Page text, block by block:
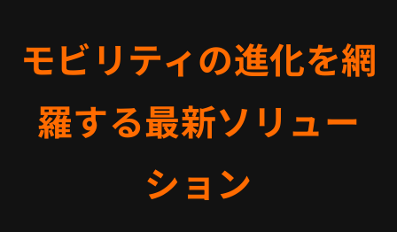
モビリティの進化を網
羅する最新ソリュー
ション